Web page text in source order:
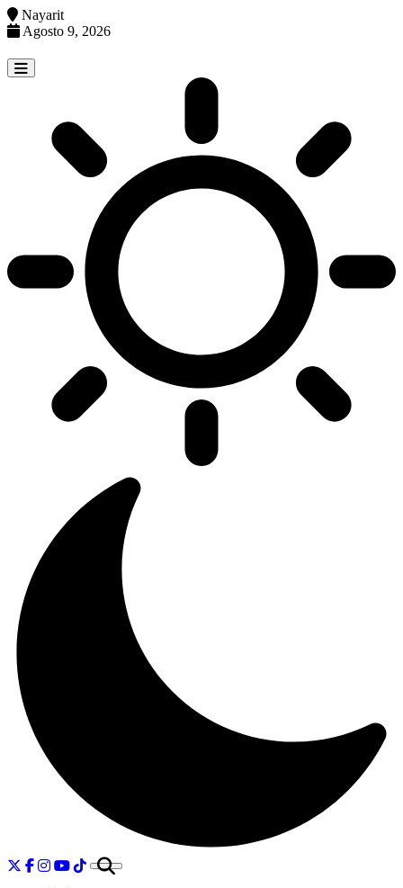
Nayarit
Agosto 9, 2026
to
content